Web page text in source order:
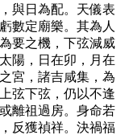
與日為配。天儀表
數定廟樂。其為人
要之機，下弦減威
陽，日在卯，月在
宮，諸吉咸集，為
弦下弦，仍以不逢
離祖過房。身命若
反獲禎祥。決禍福